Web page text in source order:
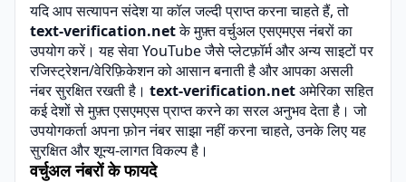
यदि आप सत्यापन संदेश या कॉल जल्दी प्राप्त करना चाहते हैं, तो
text-verification.netके मुफ़्त वर्चुअल एसएमएस नंबरों का
उपयोग करें। यह सेवा YouTube जैसे प्लेटफ़ॉर्म और अन्य साइटों पर
रजिस्ट्रेशन/वेरिफ़िकेशन को आसान बनाती है और आपका असली
नंबर सुरक्षित रखती है। text-verification.netअमेरिका सहित
कई देशों से मुफ़्त एसएमएस प्राप्त करने का सरल अनुभव देता है। जो
उपयोगकर्ता अपना फ़ोन नंबर साझा नहीं करना चाहते, उनके लिए यह
सुरक्षित और शून्य-लागत विकल्प है।
वर्चुअल नंबरों के फायदे